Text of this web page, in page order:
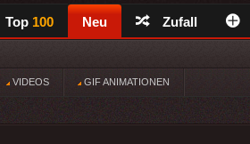
Top 100 Neu Zufall
VIDEOS GIF ANIMATIONEN